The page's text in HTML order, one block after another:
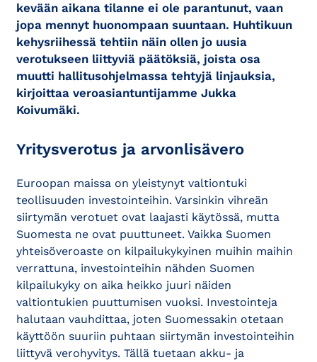
kevään aikana tilanne ei ole parantunut, vaan
jopa mennyt huonompaan suuntaan. Huhtikuun
kehysriihessä tehtiin näin ollen jo uusia
verotukseen liittyviä päätöksiä, joista osa
muutti hallitusohjelmassa tehtyjä linjauksia,
kirjoittaa veroasiantuntijamme Jukka
Koivumäki.
Yritysverotus ja arvonlisävero
Euroopan maissa on yleistynyt valtiontuki
teollisuuden investointeihin. Varsinkin vihreän
siirtymän verotuet ovat laajasti käytössä, mutta
Suomesta ne ovat puuttuneet. Vaikka Suomen
yhteisöveroaste on kilpailukykyinen muihin maihin
verrattuna, investointeihin nähden Suomen
kilpailukyky on aika heikko juuri näiden
valtiontukien puuttumisen vuoksi. Investointeja
halutaan vauhdittaa, joten Suomessakin otetaan
käyttöön suuriin puhtaan siirtymän investointeihin
liittyvä verohyvitys. Tällä tuetaan akku- ja